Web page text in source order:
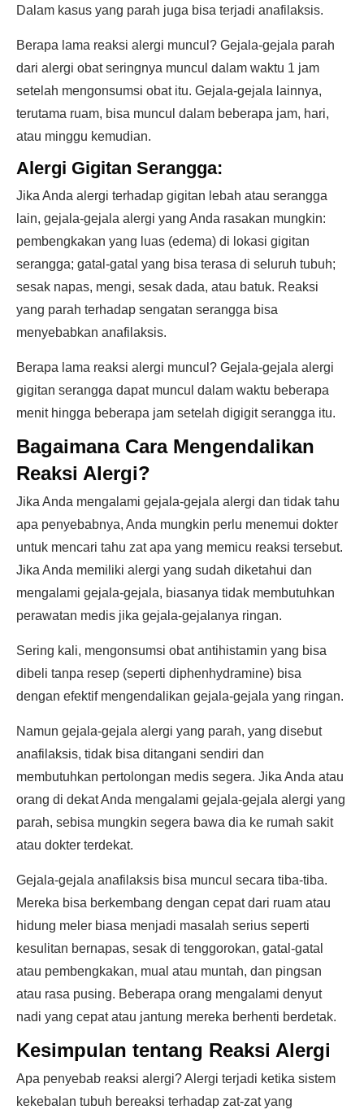
Dalam kasus yang parah juga bisa terjadi anafilaksis.
Berapa lama reaksi alergi muncul? Gejala-gejala parah
dari alergi obat seringnya muncul dalam waktu 1 jam
setelah mengonsumsi obat itu. Gejala-gejala lainnya,
terutama ruam, bisa muncul dalam beberapa jam, hari,
atau minggu kemudian.
Alergi Gigitan Serangga:
Jika Anda alergi terhadap gigitan lebah atau serangga
lain, gejala-gejala alergi yang Anda rasakan mungkin:
pembengkakan yang luas (edema) di lokasi gigitan
serangga; gatal-gatal yang bisa terasa di seluruh tubuh;
sesak napas, mengi, sesak dada, atau batuk. Reaksi
yang parah terhadap sengatan serangga bisa
menyebabkan anafilaksis.
Berapa lama reaksi alergi muncul? Gejala-gejala alergi
gigitan serangga dapat muncul dalam waktu beberapa
menit hingga beberapa jam setelah digigit serangga itu.
Bagaimana Cara Mengendalikan
Reaksi Alergi?
Jika Anda mengalami gejala-gejala alergi dan tidak tahu
apa penyebabnya, Anda mungkin perlu menemui dokter
untuk mencari tahu zat apa yang memicu reaksi tersebut.
Jika Anda memiliki alergi yang sudah diketahui dan
mengalami gejala-gejala, biasanya tidak membutuhkan
perawatan medis jika gejala-gejalanya ringan.
Sering kali, mengonsumsi obat antihistamin yang bisa
dibeli tanpa resep (seperti diphenhydramine) bisa
dengan efektif mengendalikan gejala-gejala yang ringan.
Namun gejala-gejala alergi yang parah, yang disebut
anafilaksis, tidak bisa ditangani sendiri dan
membutuhkan pertolongan medis segera. Jika Anda atau
orang di dekat Anda mengalami gejala-gejala alergi yang
parah, sebisa mungkin segera bawa dia ke rumah sakit
atau dokter terdekat.
Gejala-gejala anafilaksis bisa muncul secara tiba-tiba.
Mereka bisa berkembang dengan cepat dari ruam atau
hidung meler biasa menjadi masalah serius seperti
kesulitan bernapas, sesak di tenggorokan, gatal-gatal
atau pembengkakan, mual atau muntah, dan pingsan
atau rasa pusing. Beberapa orang mengalami denyut
nadi yang cepat atau jantung mereka berhenti berdetak.
Kesimpulan tentang Reaksi Alergi
Apa penyebab reaksi alergi? Alergi terjadi ketika sistem
kekebalan tubuh bereaksi terhadap zat-zat yang